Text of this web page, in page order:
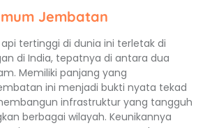
Jembatan
tertinggi di dunia ini terletak di
di India, tepatnya di antara dua
Memiliki panjang yang
ini menjadi bukti nyata tekad
infrastruktur yang tangguh
berbagai wilayah. Keunikannya